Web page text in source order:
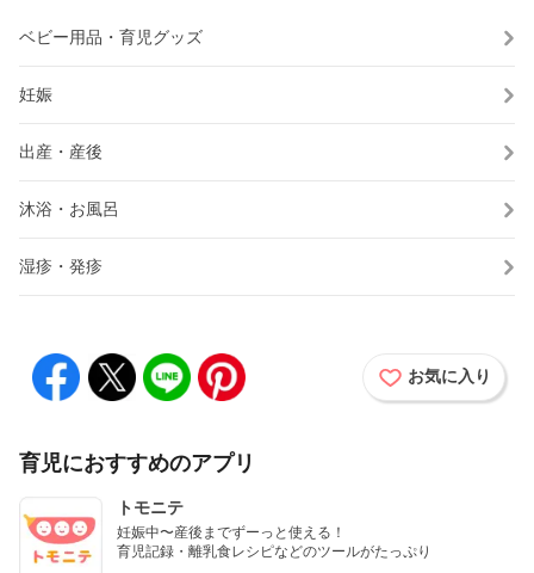
ベビー用品・育児グッズ
妊娠
出産・産後
沐浴・お風呂
湿疹・発疹
お気に入り
育児におすすめのアプリ
トモニテ
妊娠中〜産後までずーっと使える！
育児記録・離乳食レシピなどのツールがたっぷり